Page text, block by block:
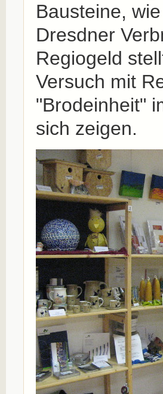
Bausteine,
Dresdner
Regiogeld
Versuch mit
"Brodeinheit"
sich zeigen.